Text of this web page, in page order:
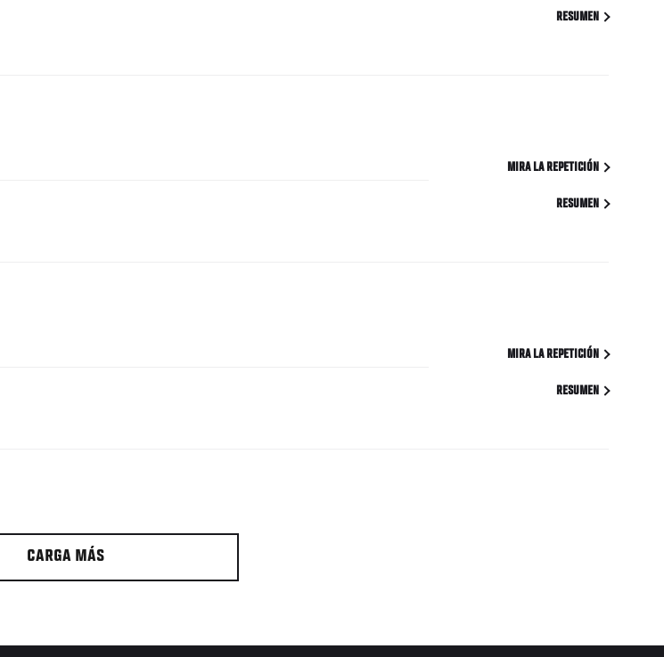
RESUMEN
MIRA LA REPETICIÓN
RESUMEN
MIRA LA REPETICIÓN
RESUMEN
CARGA MÁS